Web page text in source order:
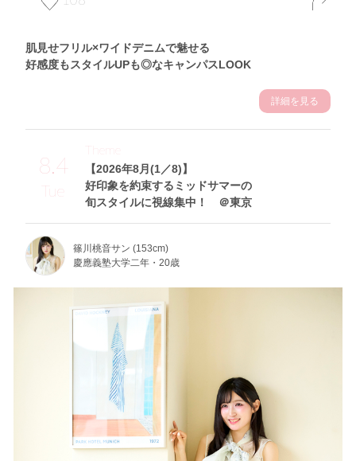
肌見せフリル×ワイドデニムで魅せる
好感度もスタイルUPも◎なキャンパスLOOK
詳細を見る
8.4
Tue
【2026年8月(1／8)】
好印象を約束するミッドサマーの
旬スタイルに視線集中！ ＠東京
Theme
篠川桃音サン (153cm)
慶應義塾大学二年・20歳